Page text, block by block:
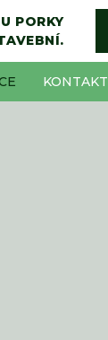
PORKY
KONTAKT